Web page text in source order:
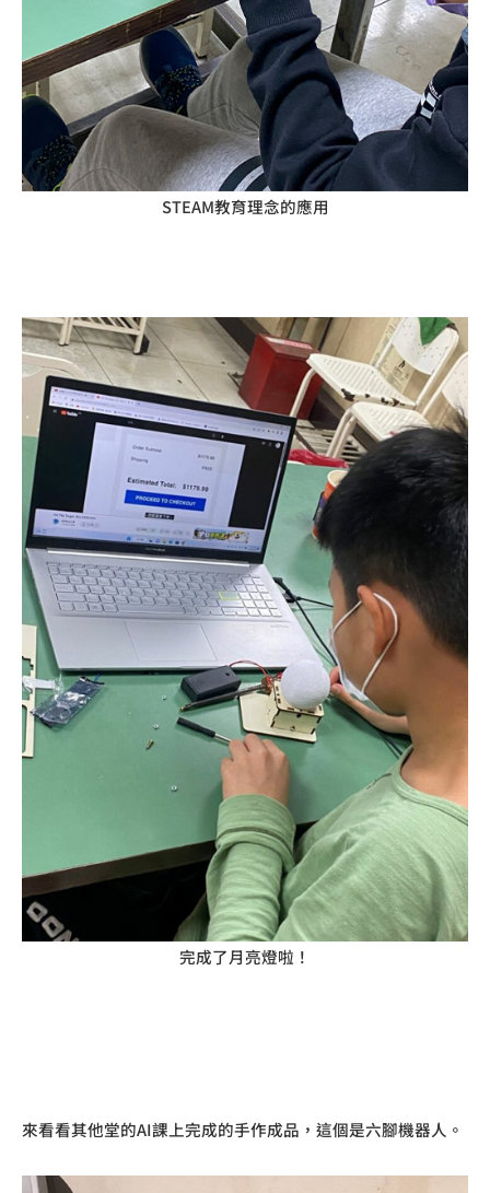
STEAM教育理念的應用
完成了月亮燈啦！
來看看其他堂的AI課上完成的手作成品，這個是六腳機器人。